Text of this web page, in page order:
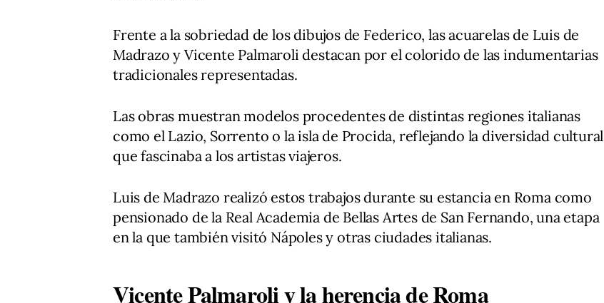
Frente a la sobriedad de los dibujos de Federico, las acuarelas de Luis de
Madrazo y Vicente Palmaroli destacan por el colorido de las indumentarias
tradicionales representadas.
Las obras muestran modelos procedentes de distintas regiones italianas
como el Lazio, Sorrento o la isla de Procida, reflejando la diversidad cultural
que fascinaba a los artistas viajeros.
Luis de Madrazo realizó estos trabajos durante su estancia en Roma como
pensionado de la Real Academia de Bellas Artes de San Fernando, una etapa
en la que también visitó Nápoles y otras ciudades italianas.
Vicente Palmaroli y la herencia de Roma